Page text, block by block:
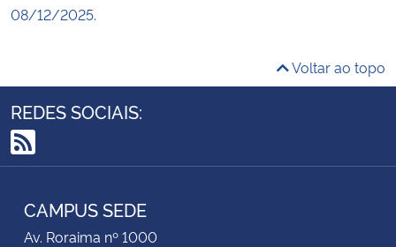
08/12/2025.
Voltar ao topo
REDES SOCIAIS:
RSS
CAMPUS SEDE
Av. Roraima nº 1000